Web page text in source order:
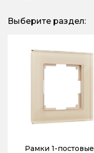
Выберите раздел:
Рамки 1-постовые